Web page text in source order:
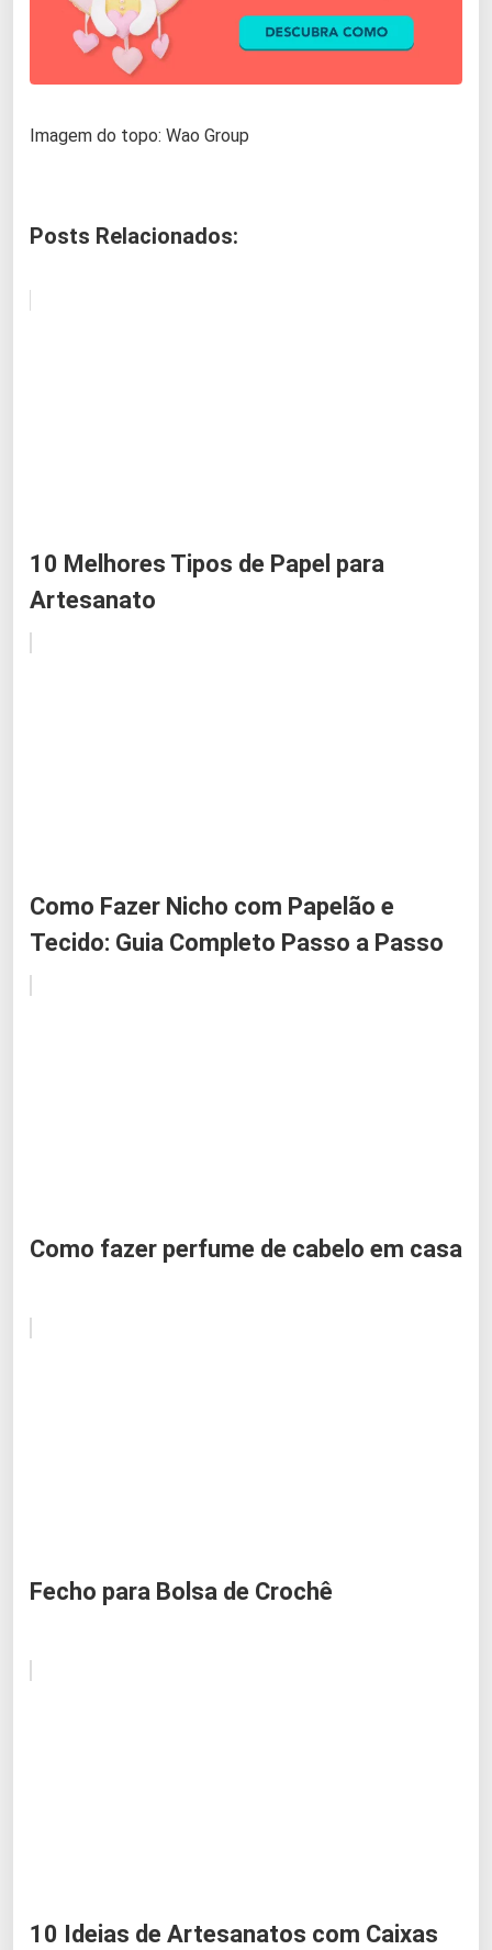
Imagem do topo: Wao Group
Posts Relacionados:
10 Melhores Tipos de Papel para
Artesanato
Como Fazer Nicho com Papelão e
Tecido: Guia Completo Passo a Passo
Como fazer perfume de cabelo em casa
Fecho para Bolsa de Crochê
10 Ideias de Artesanatos com Caixas